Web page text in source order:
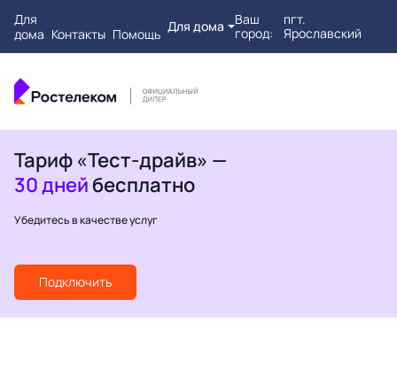
Для
дома Контакты Помощь Для дома
Ваш
город:
пгт.
Ярославский
Тариф «Тест-драйв» —
30 дней бесплатно
Убедитесь в качестве услуг
Подключить